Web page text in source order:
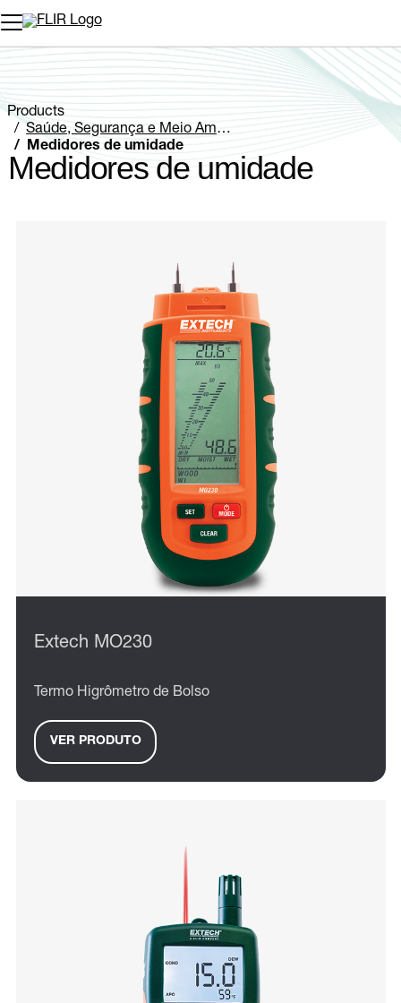
Products
Saúde, Segurança e Meio Ambiente
Medidores de umidade
Medidores de umidade
Extech MO230
Termo Higrômetro de Bolso
VER PRODUTO